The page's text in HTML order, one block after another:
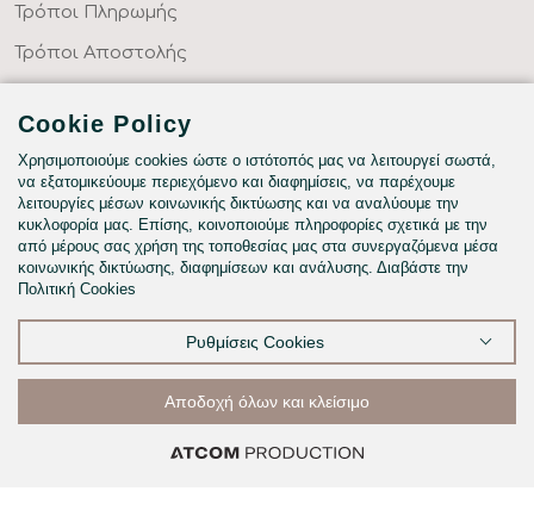
223 προϊόντα
223 προϊόντα
223 προϊόντα
223 προϊόντα
223 προϊόντα
223 προϊόντα
223 προϊόντα
223 προϊόντα
223 προϊόντα
Τρόποι Πληρωμής
Τρόποι Αποστολής
Συχνές Ερωτήσεις
Κατηγορίες
ΣΕΝΤΟΝΙΑ ΣΤΑ ΜΕΤΡΑ ΣΑΣ
ΥΦΑΣΜΑΤΑ ΜΕ ΤΟ ΜΕΤΡΟ
ΥΠΝΟΔΩΜΑΤΙΟ
HOTEL & BNB
ΠΑΙΔΙΚΟ - ΕΦΗΒΙΚΟ
Cookie Policy
Χρησιμοποιούμε cookies ώστε ο ιστότοπός μας να λειτουργεί σωστά,
να εξατομικεύουμε περιεχόμενο και διαφημίσεις, να παρέχουμε
λειτουργίες μέσων κοινωνικής δικτύωσης και να αναλύουμε την
κυκλοφορία μας. Επίσης, κοινοποιούμε πληροφορίες σχετικά με την
από μέρους σας χρήση της τοποθεσίας μας στα συνεργαζόμενα μέσα
κοινωνικής δικτύωσης, διαφημίσεων και ανάλυσης. Διαβάστε την
Πολιτική Cookies
Ρυθμίσεις Cookies
Αποδοχή όλων και κλείσιμο